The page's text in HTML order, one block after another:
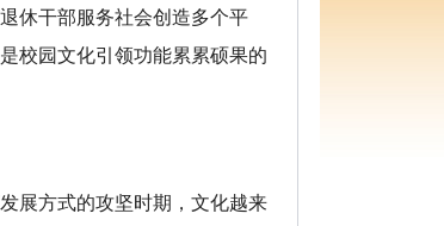
休干部服务社会创造多个平
校园文化引领功能累累硕果的
展方式的攻坚时期，文化越来